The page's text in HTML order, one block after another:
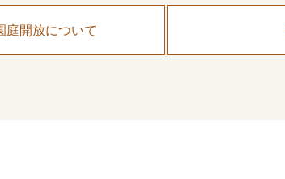
開放について